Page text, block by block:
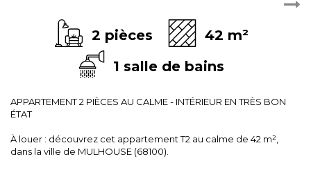
2 pièces
42 m²
1 salle de bains
APPARTEMENT 2 PIÈCES AU CALME - INTÉRIEUR EN TRÈS BON
ÉTAT
À louer : découvrez cet appartement T2 au calme de 42 m²,
dans la ville de MULHOUSE (68100).